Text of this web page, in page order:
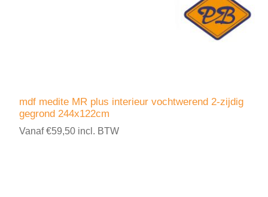
mdf medite MR plus interieur vochtwerend 2-zijdig
gegrond 244x122cm
Vanaf €59,50 incl. BTW